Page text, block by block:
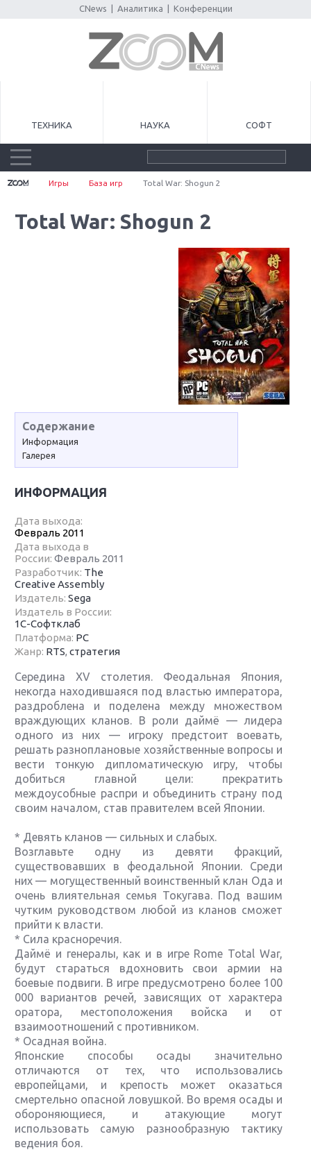
CNews Аналитика Конференции
ТЕХНИКА НАУКА СОФТ
Игры База игр Total War: Shogun 2
Total War: Shogun 2
Содержание
Информация
Галерея
ИНФОРМАЦИЯ
Дата выхода:
Февраль 2011
Дата выхода в
России:Февраль 2011
Разработчик: The
Creative Assembly
Издатель:Sega
Издатель в России:
1C-Софтклаб
Платформа: PC
Жанр: RTS,стратегия
Середина XV столетия. Феодальная Япония,
некогда находившаяся под властью императора,
раздроблена и поделена между множеством
враждующих кланов. В роли даймё — лидера
одного из них — игроку предстоит воевать,
решать разноплановые хозяйственные вопросы и
вести тонкую дипломатическую игру, чтобы
добиться главной цели: прекратить
междоусобные распри и объединить страну под
своим началом, став правителем всей Японии.
* Девять кланов — сильных и слабых.
Возглавьте одну из девяти фракций,
существовавших в феодальной Японии. Среди
них — могущественный воинственный клан Ода и
очень влиятельная семья Токугава. Под вашим
чутким руководством любой из кланов сможет
прийти к власти.
* Сила красноречия.
Даймё и генералы, как и в игре Rome Total War,
будут стараться вдохновить свои армии на
боевые подвиги. В игре предусмотрено более 100
000 вариантов речей, зависящих от характера
оратора, местоположения войска и от
взаимоотношений с противником.
* Осадная война.
Японские способы осады значительно
отличаются от тех, что использовались
европейцами, и крепость может оказаться
смертельно опасной ловушкой. Во время осады и
обороняющиеся, и атакующие могут
использовать самую разнообразную тактику
ведения боя.